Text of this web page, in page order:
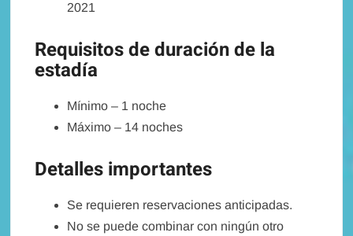
2021
Requisitos de duración de la
estadía
Mínimo – 1 noche
Máximo – 14 noches
Detalles importantes
Se requieren reservaciones anticipadas.
No se puede combinar con ningún otro